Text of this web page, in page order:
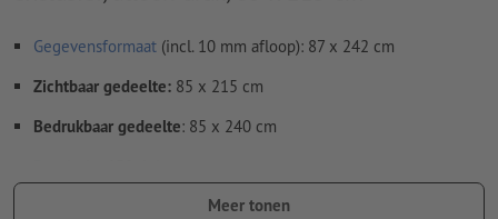
Gegevensformaat (incl. 10 mm afloop): 87 x 242 cm
Zichtbaar gedeelte: 85 x 215 cm
Bedrukbaar gedeelte: 85 x 240 cm
aanhouden, belangrijke informatie met
Meer tonen